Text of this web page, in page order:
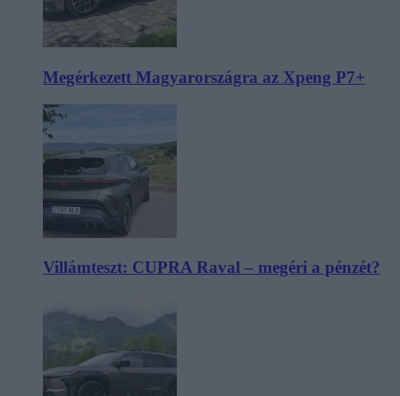
Megérkezett Magyarországra az Xpeng P7+
Villámteszt: CUPRA Raval – megéri a pénzét?